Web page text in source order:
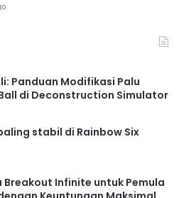
Panduan Modifikasi Palu
di Deconstruction Simulator
stabil di Rainbow Six
Infinite untuk Pemula